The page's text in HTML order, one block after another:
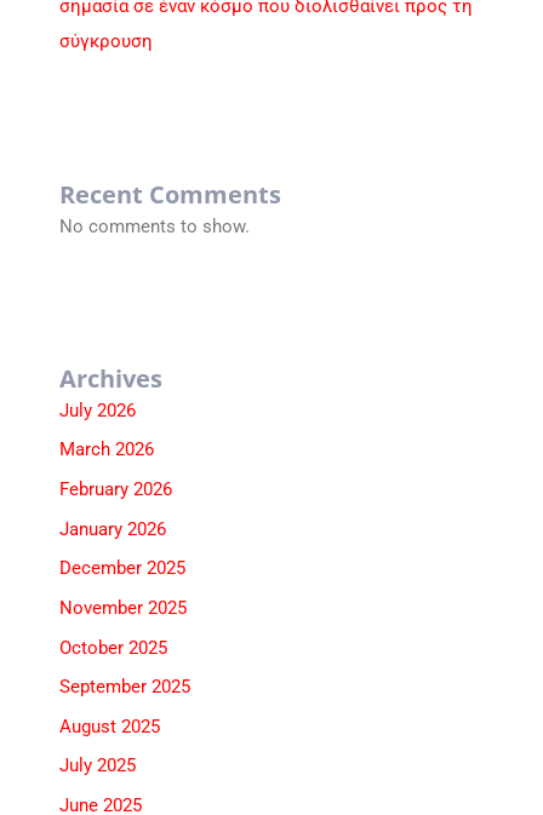
σημασία σε έναν κόσμο που διολισθαίνει προς τη
σύγκρουση
Recent Comments
No comments to show.
Archives
July 2026
March 2026
February 2026
January 2026
December 2025
November 2025
October 2025
September 2025
August 2025
July 2025
June 2025